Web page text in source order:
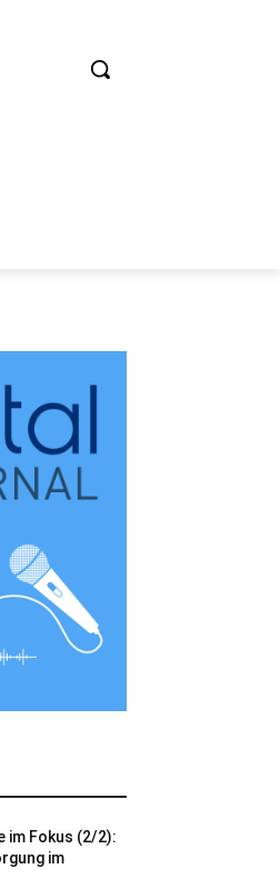
im Fokus (2/2):
im